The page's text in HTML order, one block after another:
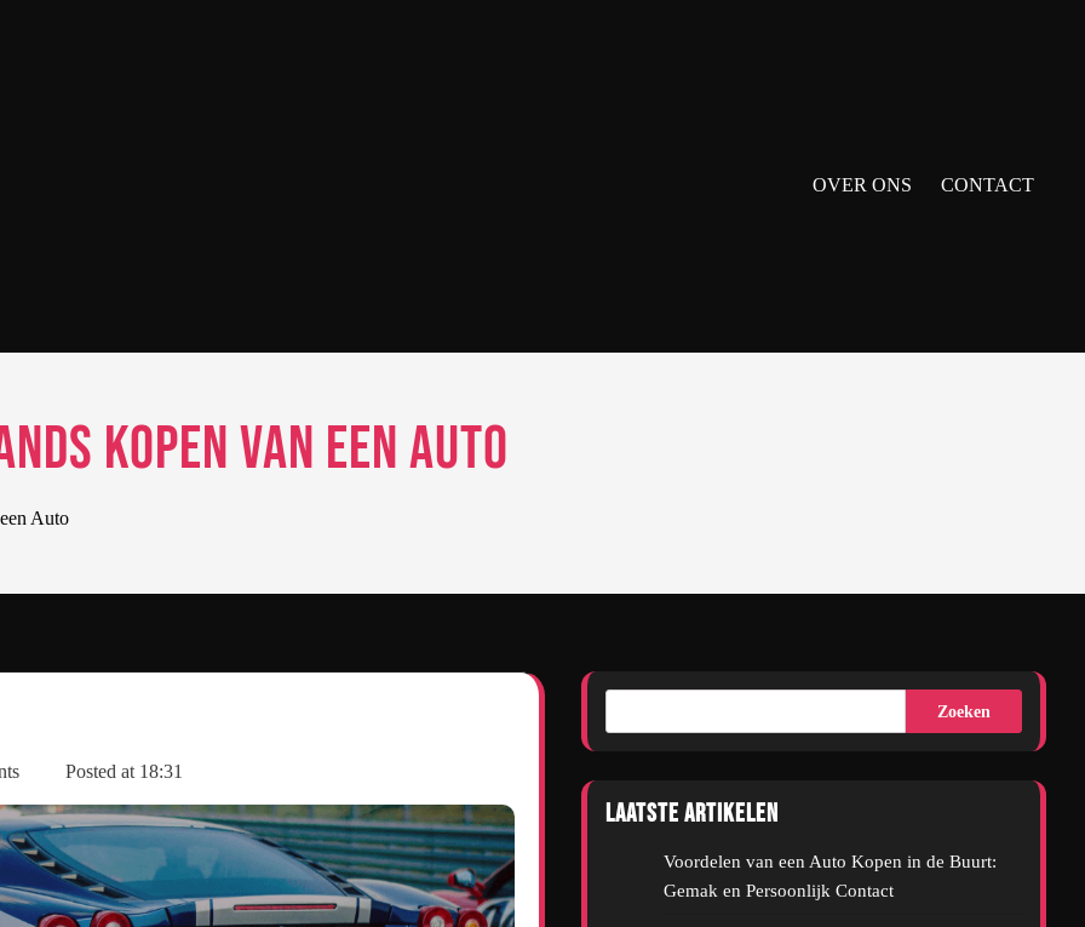
OVER ONS CONTACT
Kopen van een Auto
Auto
Posted at 18:31
Zoeken
Laatste artikelen
Voordelen van een Auto Kopen in de Buurt:
Gemak en Persoonlijk Contact